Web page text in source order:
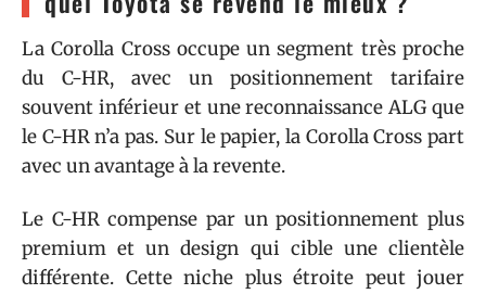
La Corolla Cross occupe un segment très proche
du C-HR, avec un positionnement tarifaire
souvent inférieur et une reconnaissance ALG que
le C-HR n’a pas. Sur le papier, la Corolla Cross part
avec un avantage à la revente.
Le C-HR compense par un positionnement plus
premium et un design qui cible une clientèle
différente. Cette niche plus étroite peut jouer